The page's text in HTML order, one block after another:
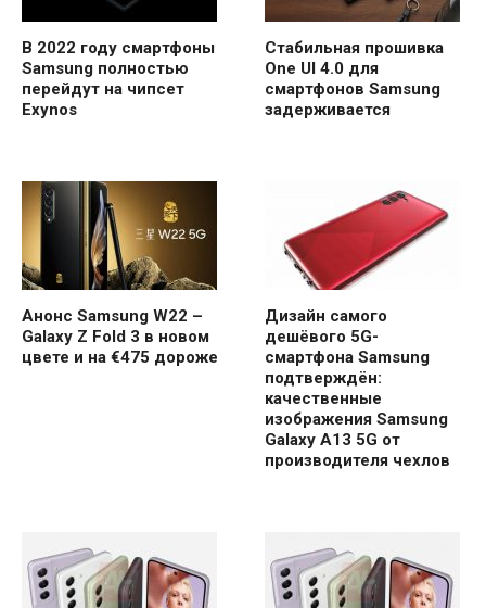
В 2022 году смартфоны
Samsung полностью
перейдут на чипсет
Exynos
Стабильная прошивка
One UI 4.0 для
смартфонов Samsung
задерживается
Анонс Samsung W22 –
Galaxy Z Fold 3 в новом
цвете и на €475 дороже
Дизайн самого
дешёвого 5G-
смартфона Samsung
подтверждён:
качественные
изображения Samsung
Galaxy A13 5G от
производителя чехлов